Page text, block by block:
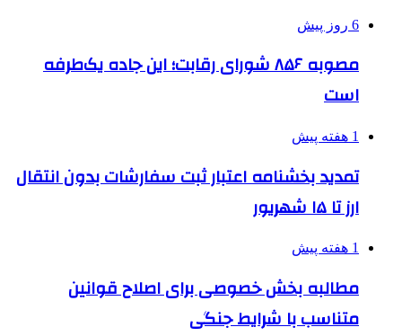
6 روز پیش
مصوبه ۸۵۶ شورای رقابت؛ این جاده یک‌طرفه
است
1 هفته پیش
تمدید بخشنامه اعتبار ثبت سفارشات بدون انتقال
ارز تا ۱۵ شهریور
1 هفته پیش
مطالبه بخش خصوصی برای اصلاح قوانین
متناسب با شرایط جنگی